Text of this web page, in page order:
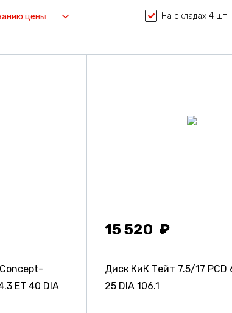
цены На складах 4 шт.
ET 40 DIA
15 520
Диск КиК Тейт 7.5/17 PCD
25 DIA 106.1